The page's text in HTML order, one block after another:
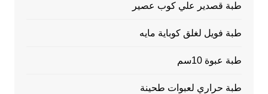
طبة قصدير علي كوب عصير
طبة فويل لغلق كوباية مايه
طبة عبوة 10سم
طبة حراري لعبوات طحينة